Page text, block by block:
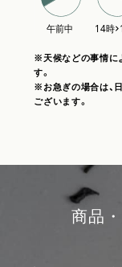
※天候などの事情に
す。
※お急ぎの場合は、
ございます。
商品